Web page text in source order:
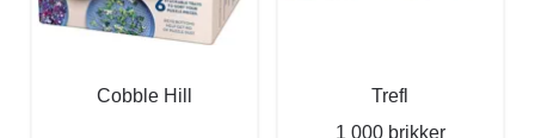
Cobble Hill
Trefl
1 000 brikker